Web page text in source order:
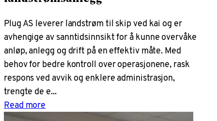
Plug AS leverer landstrøm til skip ved kai og er
avhengige av sanntidsinnsikt for å kunne overvåke
anløp, anlegg og drift på en effektiv måte. Med
behov for bedre kontroll over operasjonene, rask
respons ved avvik og enklere administrasjon,
trengte de e...
Read more